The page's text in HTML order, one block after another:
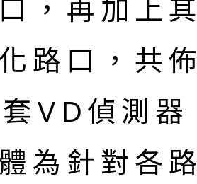
，再加上
路口，共
VD偵測
為針對各